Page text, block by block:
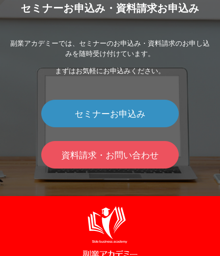
セミナーお申込み・資料請求お申込み
副業アカデミーでは、セミナーのお申込み・資料請求のお申し込
みを随時受け付けています。
まずはお気軽にお申込みください。
セミナーお申込み
資料請求・お問い合わせ